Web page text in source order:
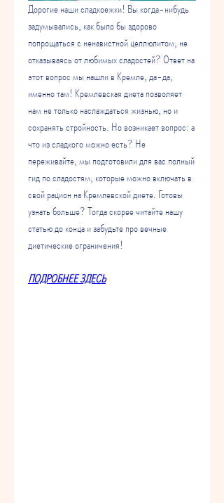
Дорогие наши сладкоежки! Вы когда-нибудь
задумывались, как было бы здорово
попрощаться с ненавистной целлюлитом, не
отказываясь от любимых сладостей? Ответ на
этот вопрос мы нашли в Кремле, да-да,
именно там! Кремлевская диета позволяет
нам не только наслаждаться жизнью, но и
сохранять стройность. Но возникает вопрос: а
что из сладкого можно есть? Не
переживайте, мы подготовили для вас полный
гид по сладостям, которые можно включать в
свой рацион на Кремлевской диете. Готовы
узнать больше? Тогда скорее читайте нашу
статью до конца и забудьте про вечные
диетические ограничения!
ПОДРОБНЕЕ ЗДЕСЬ